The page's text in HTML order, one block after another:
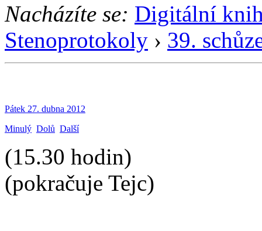
Nacházíte se: Digitální
Stenoprotokoly › 39.
Pátek 27. dubna 2012
Minulý Dolů Další
(15.30 hodin)
(pokračuje Tejc)